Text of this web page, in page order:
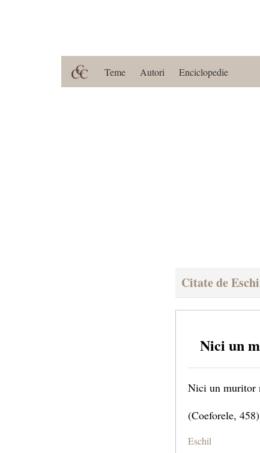
Teme Autori Enciclopedie
Citate de
Nici un
Nici un muritor
(Coeforele, 458)
Eschil